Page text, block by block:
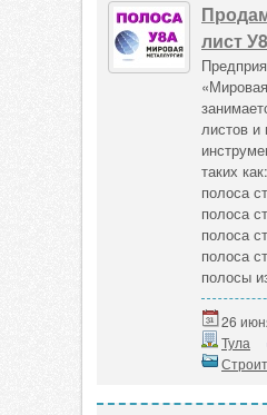
лист
листов и
таких
полоса
полоса
полоса
полоса
полосы
26
Тула